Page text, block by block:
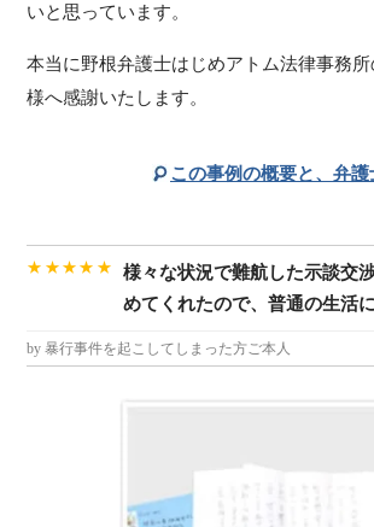
いと思っています。
本当に野根弁護士はじめアトム法律事務
様へ感謝いたします。
この事例の概要と、弁
様々な状況で難航した示談交
めてくれたので、普通の生活に
by 暴行事件を起こしてしまった方ご本人
★★★★★